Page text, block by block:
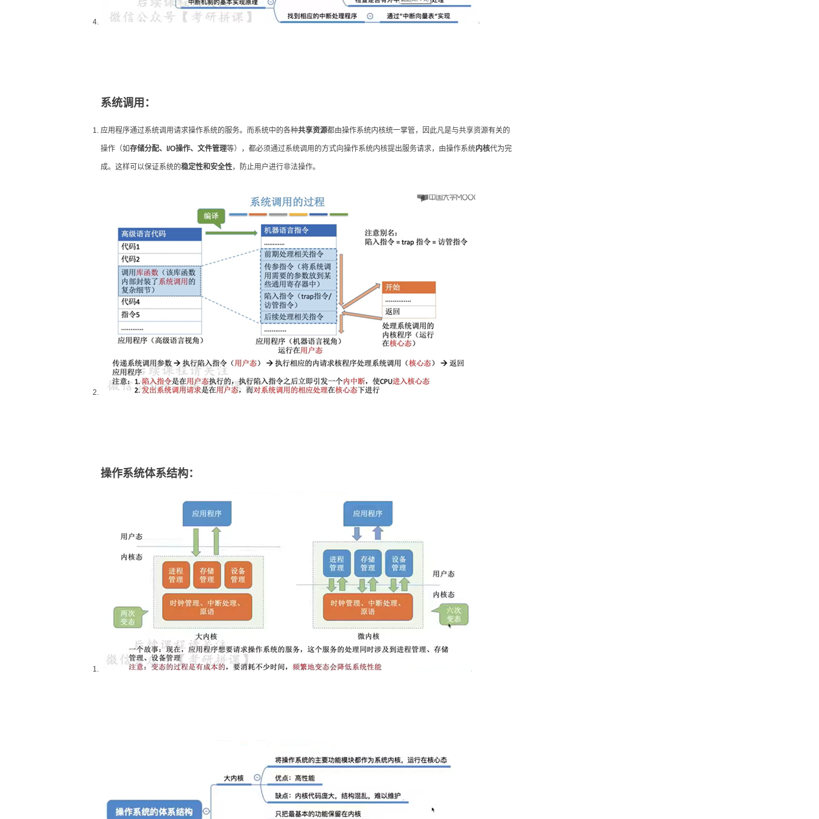
系统调用：
应用程序通过系统调用请求操作系统的服务。而系统中的各种共享资源都由操作系统内核统一掌管，因此凡是与共享资源有关的
操作（如存储分配、l/O操作、文件管理等），都必须通过系统调用的方式向操作系统内核提出服务请求，由操作系统内核代为完
成。这样可以保证系统的稳定性和安全性，防止用户进行非法操作。
操作系统体系结构：